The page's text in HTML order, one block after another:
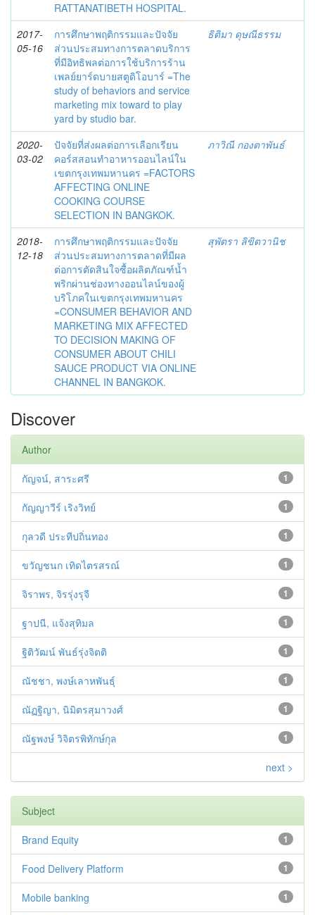
RATTANATIBETH HOSPITAL.
2017-
05-16
การศึกษาพฤติกรรมและปัจจัย
ส่วนประสมทางการตลาดบริการ
ที่มีอิทธิพลต่อการใช้บริการร้าน
เพลย์ยาร์ดบายสตูดิโอบาร์ =The
study of behaviors and service
marketing mix toward to play
yard by studio bar.
ธิติมา ดุษณีธรรม
2020-
03-02
ปัจจัยที่ส่งผลต่อการเลือกเรียน
คอร์สสอนทำอาหารออนไลน์ใน
เขตกรุงเทพมหานคร =FACTORS
AFFECTING ONLINE
COOKING COURSE
SELECTION IN BANGKOK.
ภาวิณี กองตาพันธ์
2018-
12-18
การศึกษาพฤติกรรมและปัจจัย
ส่วนประสมทางการตลาดที่มีผล
ต่อการตัดสินใจซื้อผลิตภัณฑ์น้ำ
พริกผ่านช่องทางออนไลน์ของผู้
บริโภคในเขตกรุงเทพมหานคร
=CONSUMER BEHAVIOR AND
MARKETING MIX AFFECTED
TO DECISION MAKING OF
CONSUMER ABOUT CHILI
SAUCE PRODUCT VIA ONLINE
CHANNEL IN BANGKOK.
สุพัตรา ลิขิตวานิช
Discover
Author
1
กัญจน์, สาระศรี
1
กัญญาวีร์ เริงวิทย์
1
กุลวดี ประทีปถิ่นทอง
1
ขวัญชนก เทิดไตรสรณ์
1
จิราพร, จิรรุ่งรุจี
1
ฐาปนี, แจ้งสุทิมล
1
ฐิติวัฒน์ พันธ์รุ่งจิตติ
1
ณัชชา, พงษ์เลาหพันธุ์
1
ณัฏฐิญา, นิมิตรสุมาวงศ์
1
ณัฐพงษ์ วิจิตรพิทักษ์กุล
next >
Subject
1
Brand Equity
1
Food Delivery Platform
1
Mobile banking